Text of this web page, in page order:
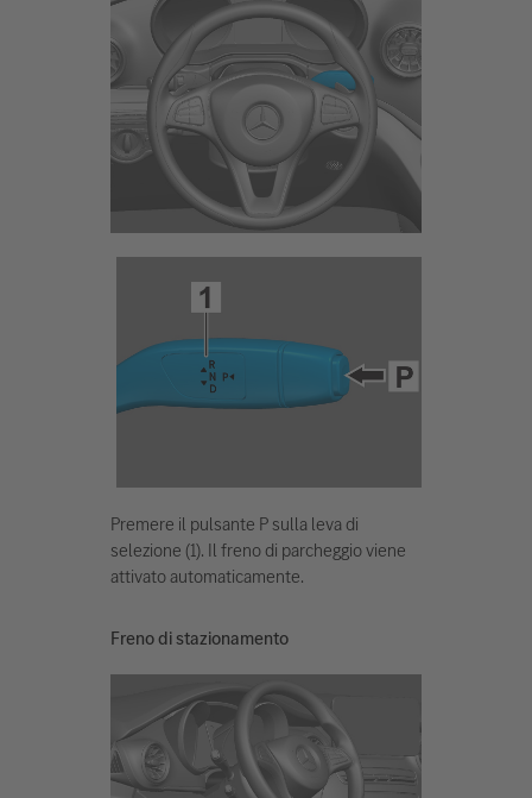
Premere il pulsante P sulla leva di
selezione (1). Il freno di parcheggio viene
attivato automaticamente.
Freno di stazionamento